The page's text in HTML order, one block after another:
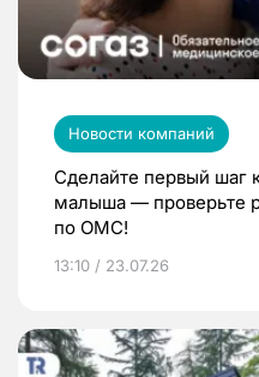
Новости компаний
Сделайте первый шаг
малыша — проверьте
по ОМС!
13:10 / 23.07.26